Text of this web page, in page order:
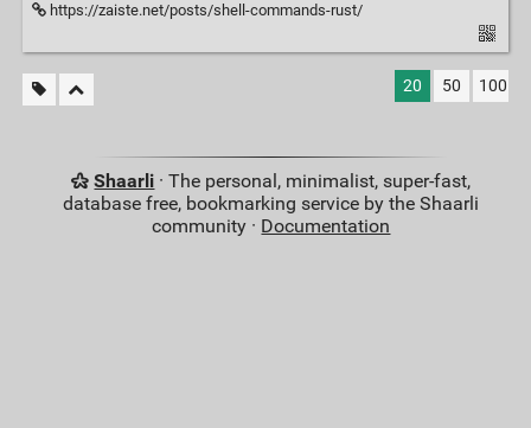
https://zaiste.net/posts/shell-commands-rust/
20 50 100
Shaarli · The personal, minimalist, super-fast,
database free, bookmarking service by the Shaarli
community · Documentation